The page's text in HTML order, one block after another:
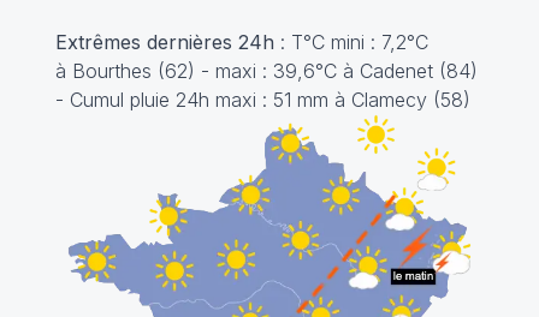
Extrêmes dernières 24h : T°C mini : 7,2°C
à Bourthes (62) - maxi : 39,6°C à Cadenet (84)
- Cumul pluie 24h maxi : 51 mm à Clamecy (58)